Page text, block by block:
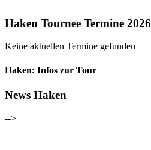
Haken Tournee Termine 2026
Keine aktuellen Termine gefunden
Haken: Infos zur Tour
News Haken
-->